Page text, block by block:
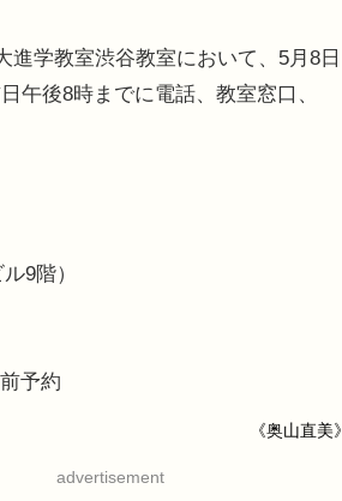
学教室渋谷教室において、5月8日
午後8時までに電話、教室窓口、
9階）
予約
《奥山直美》
advertisement